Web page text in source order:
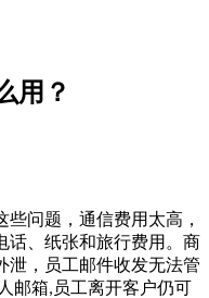
用？
问题，通信费用太高，
话、纸张和旅行费用。商
泄，员工邮件收发无法管
邮箱, 员工离开客户仍可